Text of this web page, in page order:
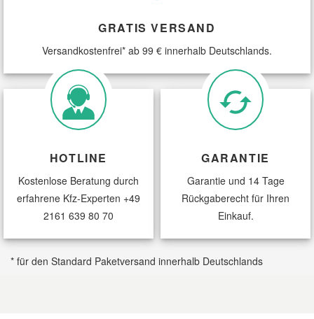
GRATIS VERSAND
Versandkostenfrei* ab 99 € innerhalb Deutschlands.
HOTLINE
Kostenlose Beratung durch
erfahrene Kfz-Experten +49
2161 639 80 70
GARANTIE
Garantie und 14 Tage
Rückgaberecht für Ihren
Einkauf.
* für den Standard Paketversand innerhalb Deutschlands